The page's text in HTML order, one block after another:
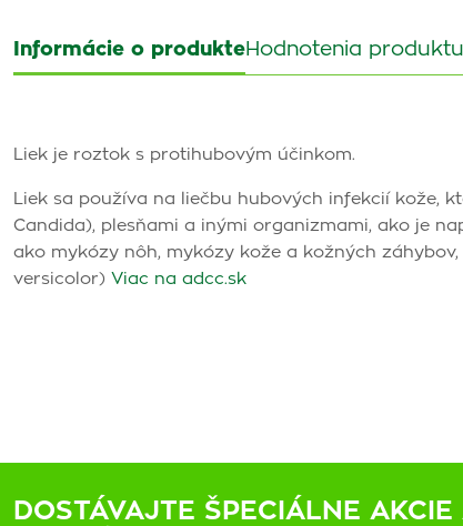
Informácie o produkteHodnotenia produktu
Liek je roztok s protihubovým účinkom.
Liek sa používa na liečbu hubových infekcií kože,
Candida), plesňami a inými organizmami, ako je
ako mykózy nôh, mykózy kože a kožných
versicolor) Viac na adcc.sk
DOSTÁVAJTE ŠPECIÁLNE